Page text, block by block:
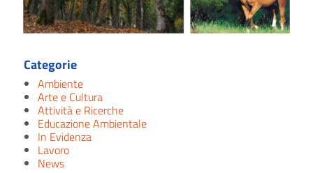
Categorie
Ambiente
Arte e Cultura
Attività e Ricerche
Educazione Ambientale
In Evidenza
Lavoro
News